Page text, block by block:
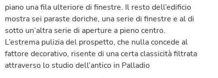
piano una fila ulteriore di finestre. Il resto dell’edificio
mostra sei paraste doriche, una serie di finestre e al di
sotto un’altra serie di aperture a pieno centro.
L’estrema pulizia del prospetto, che nulla concede al
fattore decorativo, risente di una certa classicità filtrata
attraverso lo studio dell’antico in Palladio